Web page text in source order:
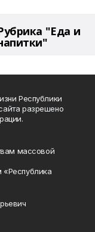
"Еда и
Республики
разрешено
массовой
«Республика